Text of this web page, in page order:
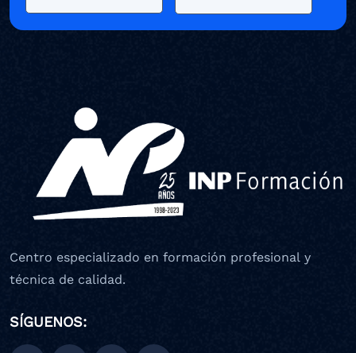
Centro especializado en formación profesional y
técnica de calidad.
SÍGUENOS: